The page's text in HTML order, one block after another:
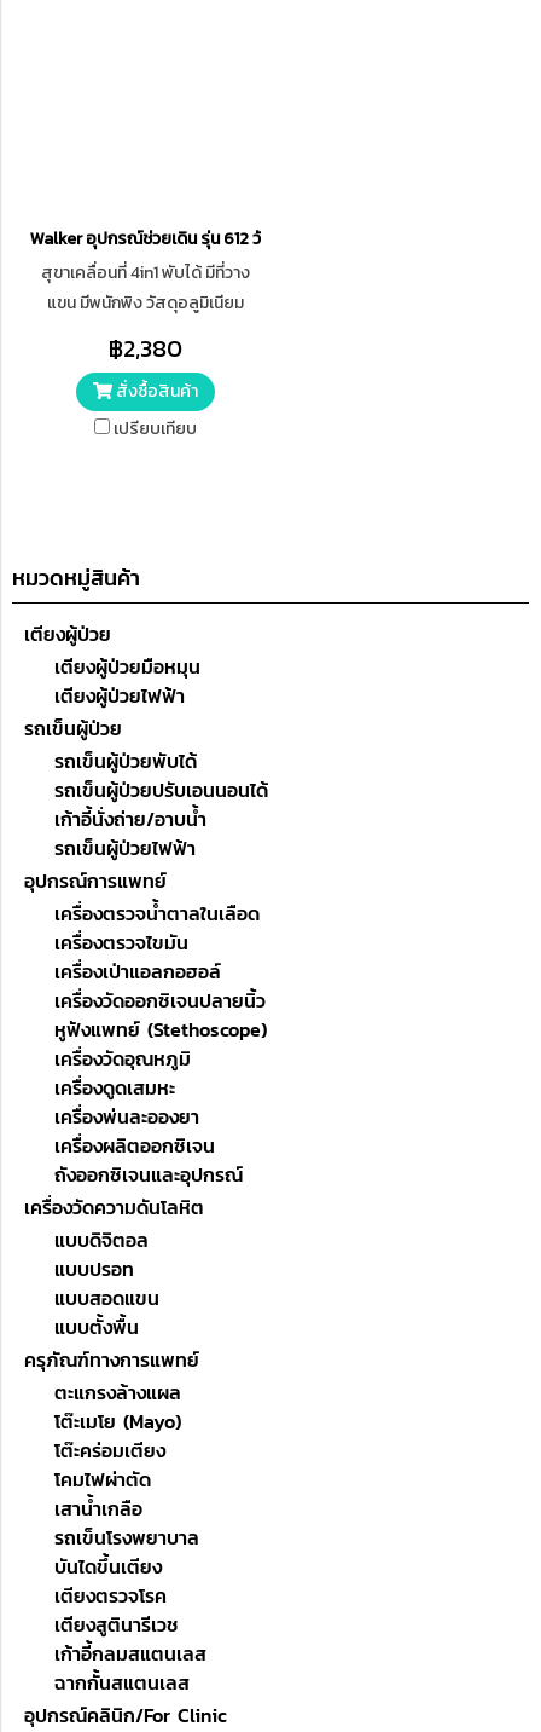
Walker อุปกรณ์ช่วยเดิน รุ่น 612 วัสดุอลูมิเนียม
สุขาเคลื่อนที่ 4in1 พับได้ มีที่วาง
แขน มีพนักพิง วัสดุอลูมิเนียม
฿2,380
สั่งซื้อสินค้า
เปรียบเทียบ
หมวดหมู่สินค้า
เตียงผู้ป่วย
เตียงผู้ป่วยมือหมุน
เตียงผู้ป่วยไฟฟ้า
รถเข็นผู้ป่วย
รถเข็นผู้ป่วยพับได้
รถเข็นผู้ป่วยปรับเอนนอนได้
เก้าอี้นั่งถ่าย/อาบน้ำ
รถเข็นผู้ป่วยไฟฟ้า
อุปกรณ์การแพทย์
เครื่องตรวจน้ำตาลในเลือด
เครื่องตรวจไขมัน
เครื่องเป่าแอลกอฮอล์
เครื่องวัดออกซิเจนปลายนิ้ว
หูฟังแพทย์ (Stethoscope)
เครื่องวัดอุณหภูมิ
เครื่องดูดเสมหะ
เครื่องพ่นละอองยา
เครื่องผลิตออกซิเจน
ถังออกซิเจนและอุปกรณ์
เครื่องวัดความดันโลหิต
แบบดิจิตอล
แบบปรอท
แบบสอดแขน
แบบตั้งพื้น
ครุภัณฑ์ทางการแพทย์
ตะแกรงล้างแผล
โต๊ะเมโย (Mayo)
โต๊ะคร่อมเตียง
โคมไฟผ่าตัด
เสาน้ำเกลือ
รถเข็นโรงพยาบาล
บันไดขึ้นเตียง
เตียงตรวจโรค
เตียงสูตินารีเวช
เก้าอี้กลมสแตนเลส
ฉากกั้นสแตนเลส
อุปกรณ์คลินิก/For Clinic